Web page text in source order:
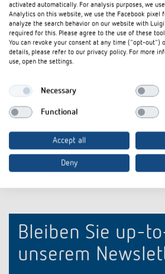
Anlege-Temperatursensor
Artikel-Nr. 9070489
Anlegetemperatursensor im
der Temperatur an Rohren und
gewölbten Oberflächen
Bleiben Sie up-
unserem
activated automatically. For analysis purposes, we
Analytics on this website, we use the Facebook pixel
analyze the search behavior on our website with
required for this. Please agree to the use of these
You can revoke your consent at any time ("opt-out")
details, please refer to our privacy policy. For more
use, open the settings.
Necessary
Functional
Accept all
Deny